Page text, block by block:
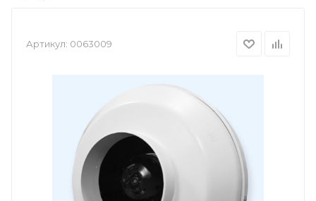
Артикул: 0063009